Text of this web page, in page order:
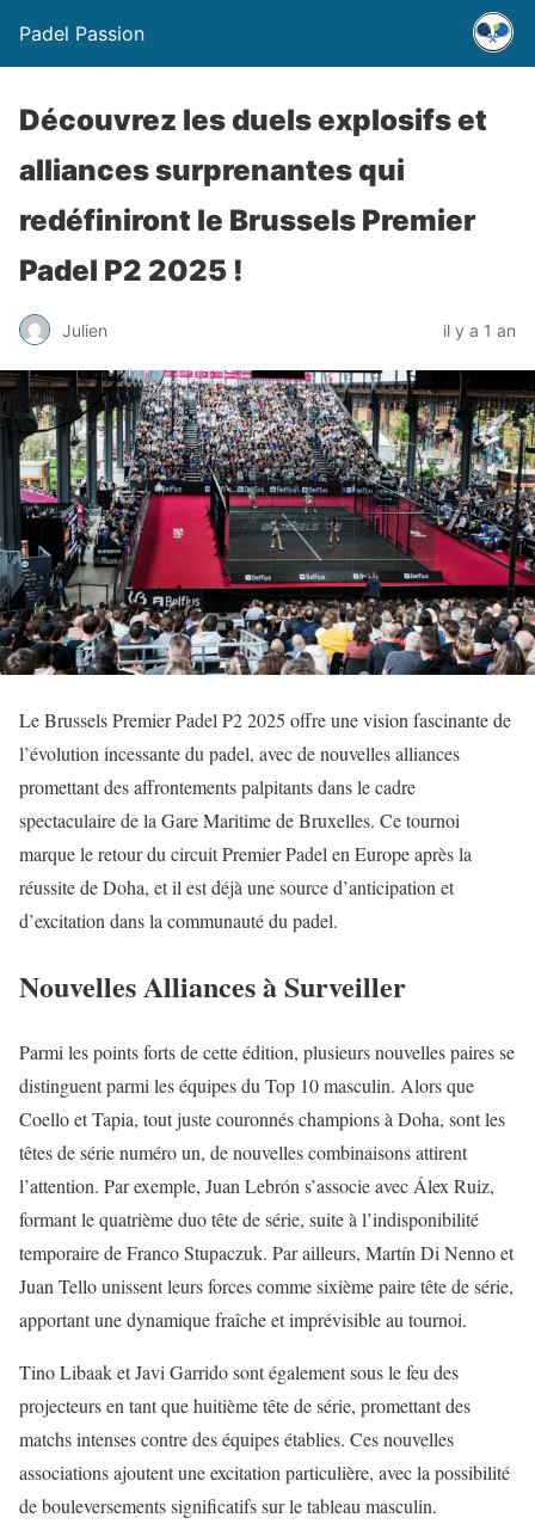
Padel Passion
Découvrez les duels explosifs et
alliances surprenantes qui
redéfiniront le Brussels Premier
Padel P2 2025 !
Julien il y a 1 an
Le Brussels Premier Padel P2 2025 offre une vision fascinante de
l’évolution incessante du padel, avec de nouvelles alliances
promettant des affrontements palpitants dans le cadre
spectaculaire de la Gare Maritime de Bruxelles. Ce tournoi
marque le retour du circuit Premier Padel en Europe après la
réussite de Doha, et il est déjà une source d’anticipation et
d’excitation dans la communauté du padel.
Nouvelles Alliances à Surveiller
Parmi les points forts de cette édition, plusieurs nouvelles paires se
distinguent parmi les équipes du Top 10 masculin. Alors que
Coello et Tapia, tout juste couronnés champions à Doha, sont les
têtes de série numéro un, de nouvelles combinaisons attirent
l’attention. Par exemple, Juan Lebrón s’associe avec Álex Ruiz,
formant le quatrième duo tête de série, suite à l’indisponibilité
temporaire de Franco Stupaczuk. Par ailleurs, Martín Di Nenno et
Juan Tello unissent leurs forces comme sixième paire tête de série,
apportant une dynamique fraîche et imprévisible au tournoi.
Tino Libaak et Javi Garrido sont également sous le feu des
projecteurs en tant que huitième tête de série, promettant des
matchs intenses contre des équipes établies. Ces nouvelles
associations ajoutent une excitation particulière, avec la possibilité
de bouleversements significatifs sur le tableau masculin.